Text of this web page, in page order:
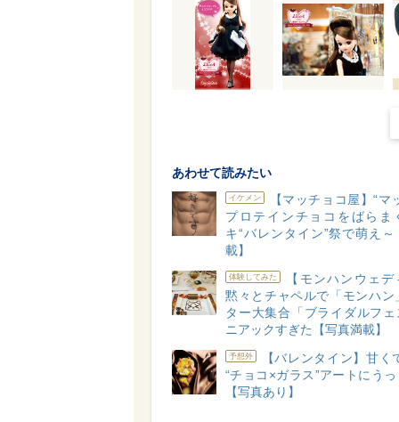
あわせて読みたい
イケメン
【マッチョコ屋】“マ
プロテインチョコをばらま
キ“バレンタイン”祭で萌え
載】
体験してみた
【モンハンウェ
黙々とチャペルで「モンハン
ター大集合「ブライダルフ
ニアックすぎた【写真満載】
予想外
【バレンタイン】甘く
“チョコ×ガラス”アートにう
【写真あり】